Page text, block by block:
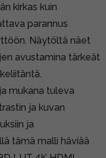
kirkas kuin
parannus
Näytöltä näet
avustamina tärkeät
mukana tuleva
ja kuvan
ja
tämä malli häviää